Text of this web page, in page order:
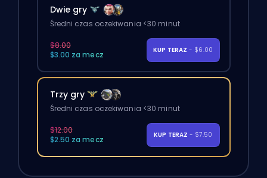
Dwie gry
Średni czas oczekiwania <30 minut
$8.00
$3.00 za mecz
KUP TERAZ - $6.00
Trzy gry
Średni czas oczekiwania <30 minut
$12.00
$2.50 za mecz
KUP TERAZ - $7.50